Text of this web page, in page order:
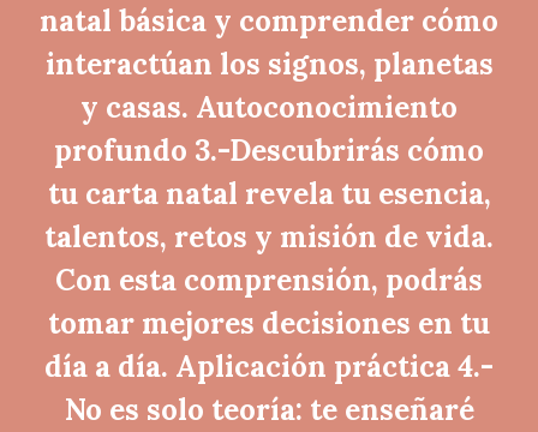
natal básica y comprender cómo
interactúan los signos, planetas
y casas. Autoconocimiento
profundo 3.-Descubrirás cómo
tu carta natal revela tu esencia,
talentos, retos y misión de vida.
Con esta comprensión, podrás
tomar mejores decisiones en tu
día a día. Aplicación práctica 4.-
No es solo teoría: te enseñaré